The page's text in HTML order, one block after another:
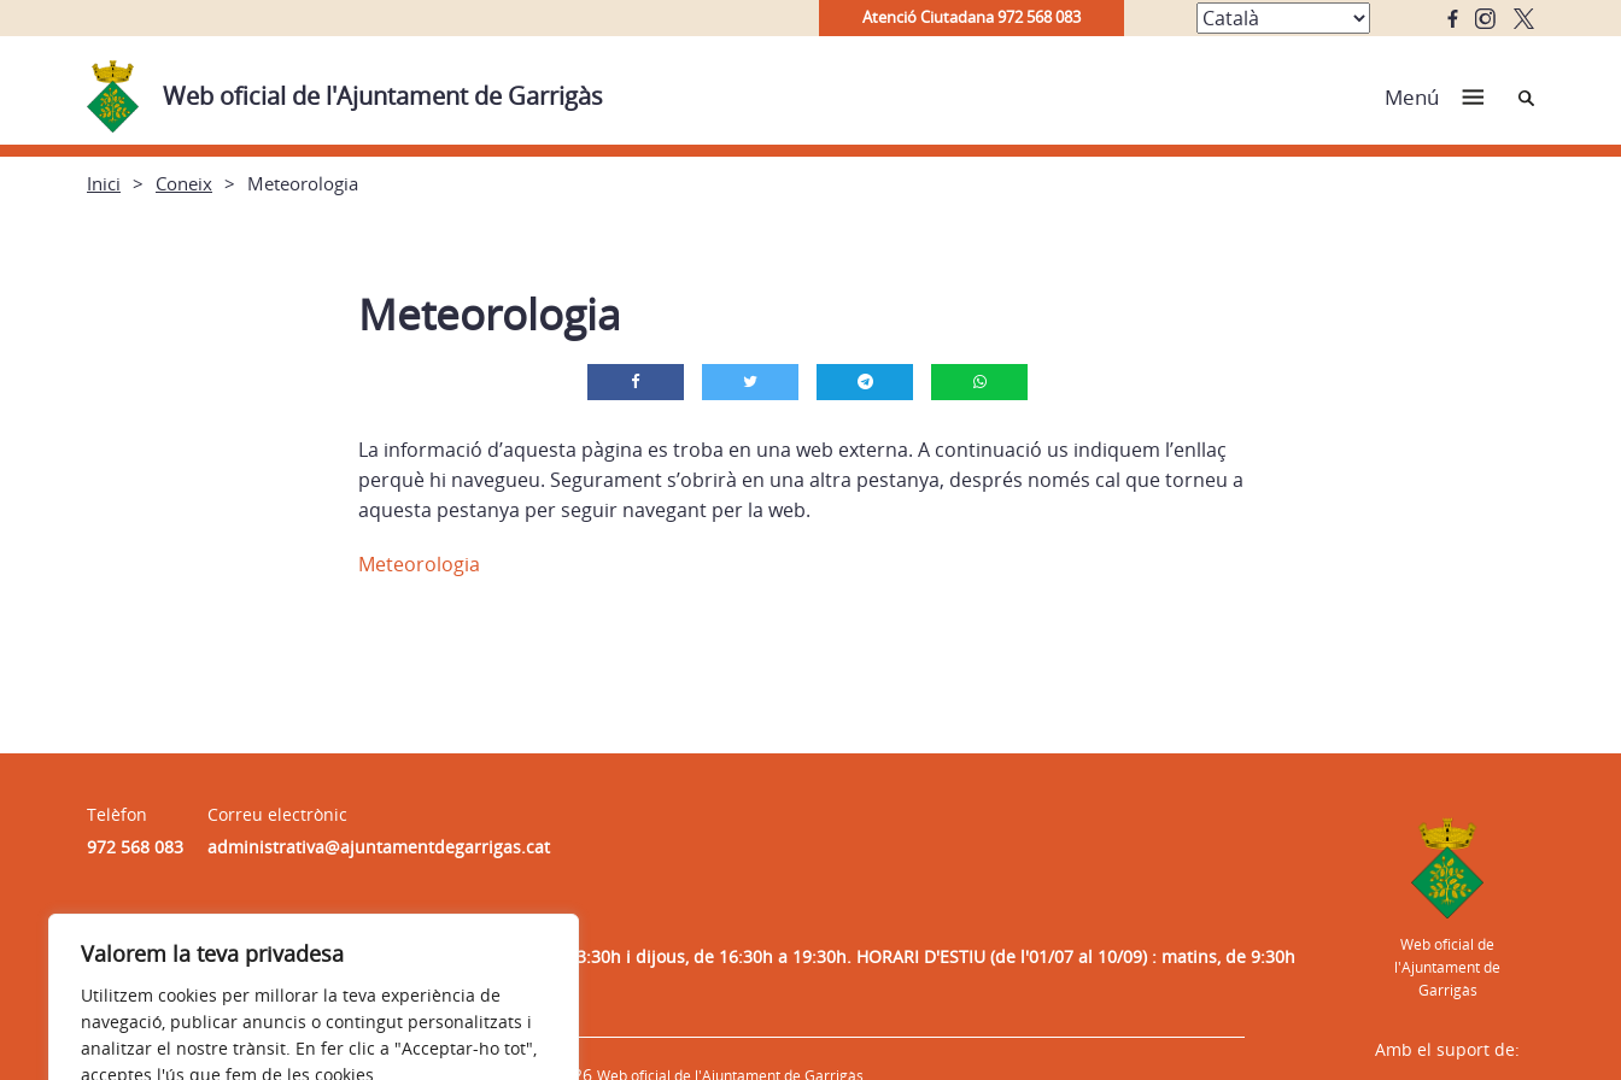
Valorem la teva privadesa
Utilitzem cookies per millorar la teva experiència de
navegació, publicar anuncis o contingut personalitzats i
analitzar el nostre trànsit. En fer clic a "Acceptar-ho tot",
acceptes l'ús que fem de les cookies.
Atenció Ciutadana 972 568 083
Web oficial de l'Ajuntament de Garrigàs Menú Cerca
Inici Coneix Meteorologia
Meteorologia
La informació d’aquesta pàgina es troba en una web externa. A continuació us indiquem l’enllaç
perquè hi navegueu. Segurament s’obrirà en una altra pestanya, després només cal que torneu a
aquesta pestanya per seguir navegant per la web.
Meteorologia
Telèfon
972 568 083
Correu electrònic
administrativa@ajuntamentdegarrigas.cat
HORARI : dilluns, dimarts, dimecres i divendres, de 9:30h a 13:30h i dijous, de 16:30h a 19:30h. HORARI D'ESTIU (de l'01/07 al 10/09) : matins, de 9:30h
a 13:30h
Web oficial de
l'Ajuntament de
Garrigàs
Avís legal Política de privacitat © 2026
Amb el suport de: